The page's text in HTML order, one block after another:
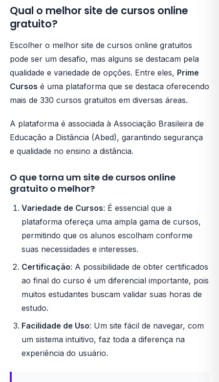
Qual o melhor site de cursos online
gratuito?
Escolher o melhor site de cursos online gratuitos
pode ser um desafio, mas alguns se destacam pela
qualidade e variedade de opções. Entre eles, Prime
Cursos é uma plataforma que se destaca oferecendo
mais de 330 cursos gratuitos em diversas áreas.
A plataforma é associada à Associação Brasileira de
Educação a Distância (Abed), garantindo segurança
e qualidade no ensino a distância.
O que torna um site de cursos online
gratuito o melhor?
Variedade de Cursos: É essencial que a
plataforma ofereça uma ampla gama de cursos,
permitindo que os alunos escolham conforme
suas necessidades e interesses.
Certificação: A possibilidade de obter certificados
ao final do curso é um diferencial importante, pois
muitos estudantes buscam validar suas horas de
estudo.
Facilidade de Uso: Um site fácil de navegar, com
um sistema intuitivo, faz toda a diferença na
experiência do usuário.